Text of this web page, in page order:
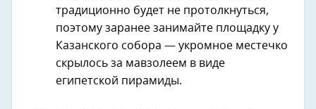
традиционно будет не протолкнуться,
поэтому заранее занимайте площадку у
Казанского собора — укромное местечко
скрылось за мавзолеем в виде
египетской пирамиды.